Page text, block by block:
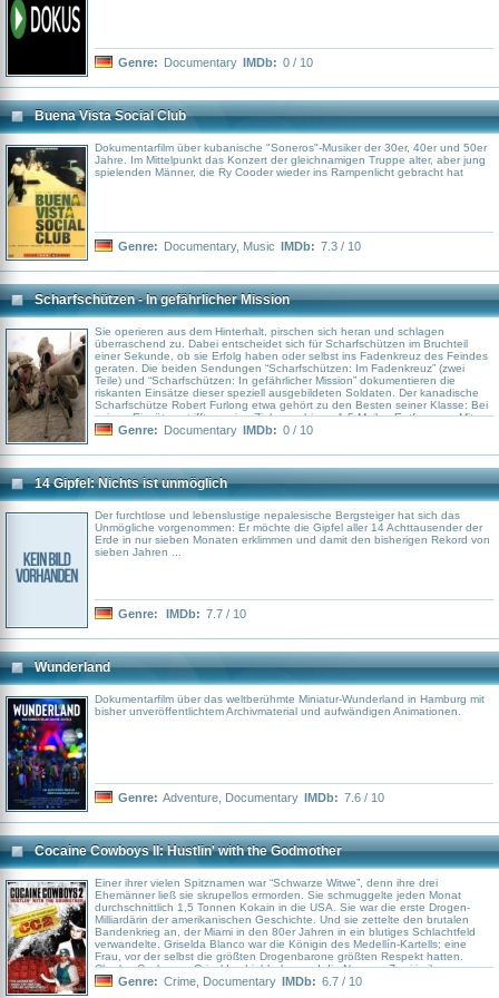
Genre: Documentary IMDb: 0 / 10
Buena Vista Social Club
Dokumentarfilm über kubanische "Soneros"-Musiker der 30er, 40er und 50er
Jahre. Im Mittelpunkt das Konzert der gleichnamigen Truppe alter, aber jung
spielenden Männer, die Ry Cooder wieder ins Rampenlicht gebracht hat
Genre: Documentary, Music IMDb: 7.3 / 10
Scharfschützen - In gefährlicher Mission
Sie operieren aus dem Hinterhalt, pirschen sich heran und schlagen
überraschend zu. Dabei entscheidet sich für Scharfschützen im Bruchteil
einer Sekunde, ob sie Erfolg haben oder selbst ins Fadenkreuz des Feindes
geraten. Die beiden Sendungen “Scharfschützen: Im Fadenkreuz” (zwei
Teile) und “Scharfschützen: In gefährlicher Mission” dokumentieren die
riskanten Einsätze dieser speziell ausgebildeten Soldaten. Der kanadische
Scharfschütze Robert Furlong etwa gehört zu den Besten seiner Klasse: Bei
seinen Einsätzen trifft er seine Ziele aus bis zu 1,5 Meilen Entfernung. Mit
aufwendig inszenierten Nachstellungen, 3D-Animationen sowie
Techniken und Taktiken dieser Spezialisten.
Genre: Documentary IMDb: 0 / 10
14 Gipfel: Nichts ist unmöglich
Der furchtlose und lebenslustige nepalesische Bergsteiger hat sich das
Unmögliche vorgenommen: Er möchte die Gipfel aller 14 Achttausender der
Erde in nur sieben Monaten erklimmen und damit den bisherigen Rekord von
sieben Jahren ...
Genre: IMDb: 7.7 / 10
Wunderland
Dokumentarfilm über das weltberühmte Miniatur-Wunderland in Hamburg mit
bisher unveröffentlichtem Archivmaterial und aufwändigen Animationen.
Genre: Adventure Documentary IMDb: 7.6 / 10
Cocaine Cowboys II: Hustlin' with the Godmother
Einer ihrer vielen Spitznamen war “Schwarze Witwe”, denn ihre drei
Ehemänner ließ sie skrupellos ermorden. Sie schmuggelte jeden Monat
durchschnittlich 1,5 Tonnen Kokain in die USA. Sie war die erste Drogen-
Milliardärin der amerikanischen Geschichte. Und sie zettelte den brutalen
Bandenkrieg an, der Miami in den 80er Jahren in ein blutiges Schlachtfeld
verwandelte. Griselda Blanco war die Königin des Medellín-Kartells; eine
Frau, vor der selbst die größten Drogenbarone größten Respekt hatten.
Charles Cosby war Griseldas Liebhaber und die Nummer Zwei in ihrem
Drogenimperium. Wie er die Trennung und den Ausstieg überleben konnte,
Genre: Crime Documentary IMDb: 6.7 / 10